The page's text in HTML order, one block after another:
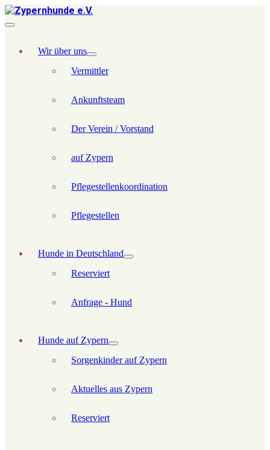
Wir über uns
Vermittler
Ankunftsteam
Der Verein / Vorstand
auf Zypern
Pflegestellenkoordination
Pflegestellen
Hunde in Deutschland
Reserviert
Anfrage - Hund
Hunde auf Zypern
Sorgenkinder auf Zypern
Aktuelles aus Zypern
Reserviert